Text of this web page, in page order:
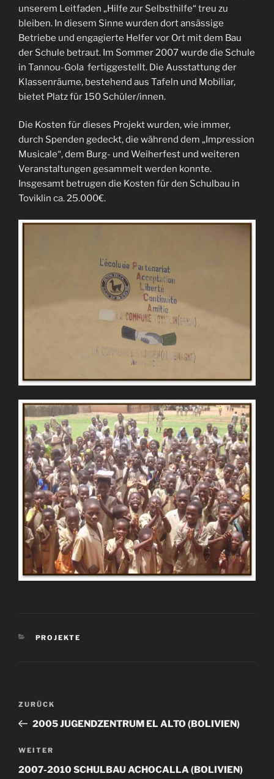
unserem Leitfaden „Hilfe zur Selbsthilfe“ treu zu
bleiben. In diesem Sinne wurden dort ansässige
Betriebe und engagierte Helfer vor Ort mit dem Bau
der Schule betraut. Im Sommer 2007 wurde die Schule
in Tannou-Gola fertiggestellt. Die Ausstattung der
Klassenräume, bestehend aus Tafeln und Mobiliar,
bietet Platz für 150 Schüler/innen.
Die Kosten für dieses Projekt wurden, wie immer,
durch Spenden gedeckt, die während dem „Impression
Musicale“, dem Burg- und Weiherfest und weiteren
Veranstaltungen gesammelt werden konnte.
Insgesamt betrugen die Kosten für den Schulbau in
Toviklin ca. 25.000€.
KATEGORIEN
PROJEKTE
Beitragsnavigation
Vorheriger
Beitrag
ZURÜCK
2005 JUGENDZENTRUM EL ALTO (BOLIVIEN)
Nächster
Beitrag
WEITER
2007-2010 SCHULBAU ACHOCALLA (BOLIVIEN)